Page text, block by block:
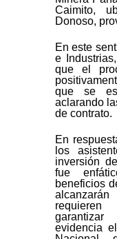
Caimito,
Donoso,
En este
e
que el
que se
aclarando
de contrato.
En
los
inversión
fue
beneficios
requieren
evidencia